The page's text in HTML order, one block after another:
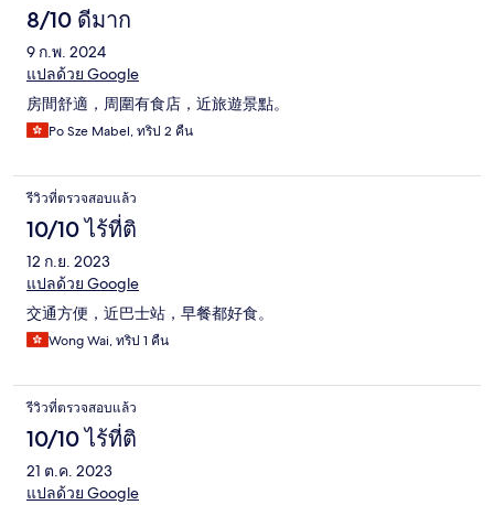
8/10 ดีมาก
9 ก.พ. 2024
แปลด้วย Google
房間舒適，周圍有食店，近旅遊景點。
Po Sze Mabel, ทริป 2 คืน
รีวิวที่ตรวจสอบแล้ว
10/10 ไร้ที่ติ
12 ก.ย. 2023
แปลด้วย Google
交通方便，近巴士站，早餐都好食。
Wong Wai, ทริป 1 คืน
รีวิวที่ตรวจสอบแล้ว
10/10 ไร้ที่ติ
21 ต.ค. 2023
แปลด้วย Google